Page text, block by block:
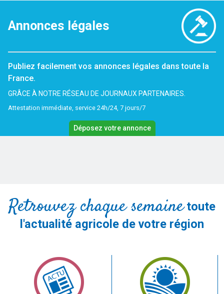
Annonces légales
Publiez facilement vos annonces légales dans toute la
France.
GRÂCE À NOTRE RÉSEAU DE JOURNAUX PARTENAIRES.
Attestation immédiate, service 24h/24, 7 jours/7
Déposez votre annonce
Retrouvez chaque semainetoute
l'actualité agricole de votre région